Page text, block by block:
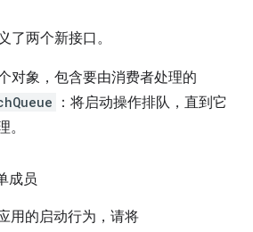
了两个新接口。
对象，包含要由消费者处理的
：将启动操作排队，直到它
成员
用的启动行为，请将